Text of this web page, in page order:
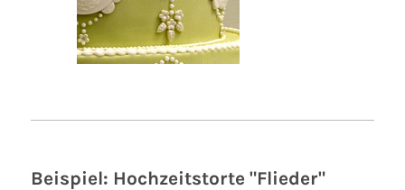
Beispiel: Hochzeitstorte "Flieder"